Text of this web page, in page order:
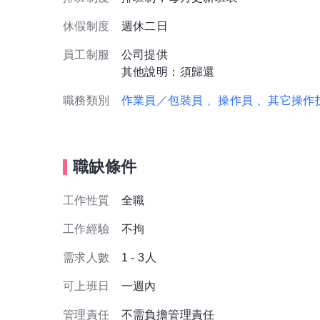
休假制度 週休二日
員工制服
公司提供
其他說明：須歸還
職務類別 作業員／包裝員 、操作員 、其它操
職缺條件
工作性質 全職
工作經驗 不拘
需求人數 1 - 3人
可上班日 一週內
管理責任 不需負擔管理責任